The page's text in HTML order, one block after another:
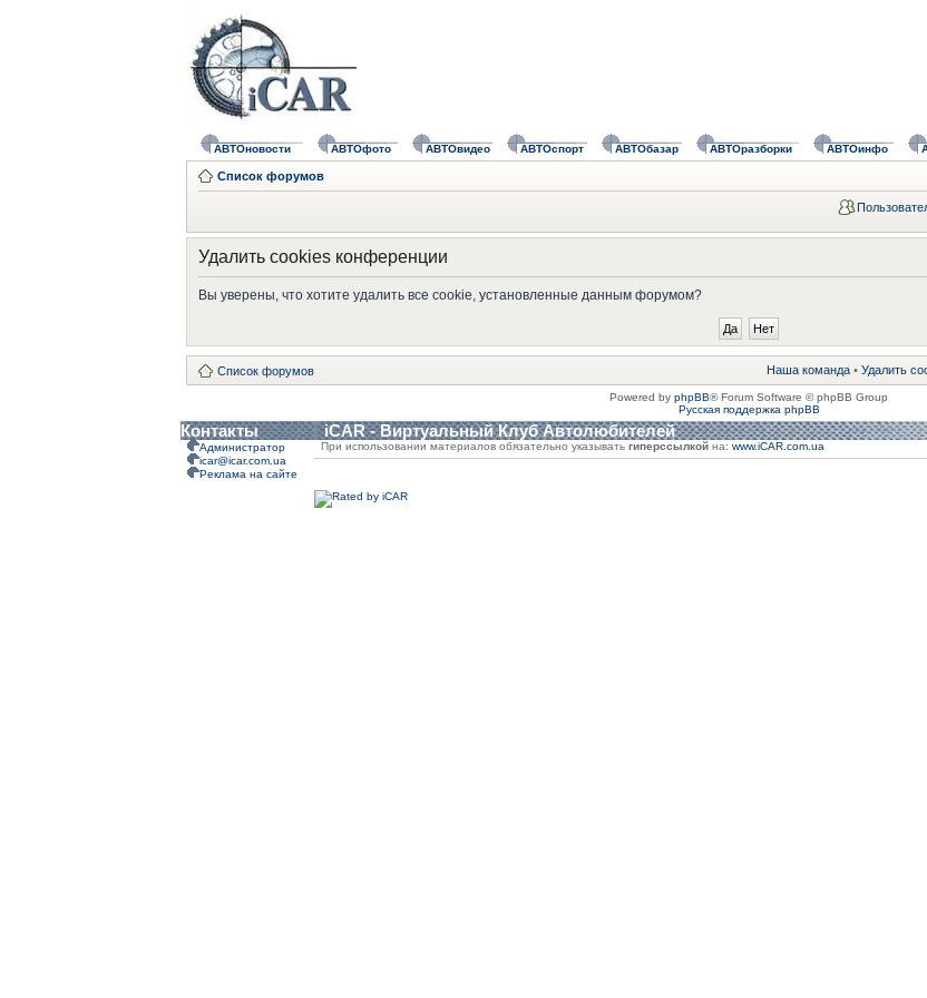
АВТОновости АВТОфото АВТОвидео АВТОспорт АВТОбазар АВТОразборки АВТОинфо
Список форумов
Удалить cookies конференции
Вы уверены, что хотите удалить все cookie, установленные данным форумом?
Список форумов Наша команда • Удалить
Powered by phpBB® Forum Software © phpBB Group
Русская поддержка phpBB
Контакты iCAR - Виртуальный Клуб Автолюбителей
Администратор
icar@icar.com.ua
Реклама на сайте
При использовании материалов обязательно указывать гиперссылкой на: www.iCAR.com.ua